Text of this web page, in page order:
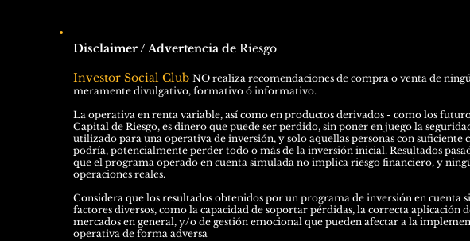
Disclaimer / Advertencia de Riesgo
Investor Social Club NO realiza recomendaciones de compra o venta de
meramente divulgativo, formativo ó informativo.
La operativa en renta variable, así como en productos derivados - como los
Capital de Riesgo, es dinero que puede ser perdido, sin poner en juego la
utilizado para una operativa de inversión, y solo aquellas personas con
podría, potencialmente perder todo o más de la inversión inicial. Resultados
que el programa operado en cuenta simulada no implica riesgo financiero, y
operaciones reales.
Considera que los resultados obtenidos por un programa de inversión en
factores diversos, como la capacidad de soportar pérdidas, la correcta aplicación
mercados en general, y/o de gestión emocional que pueden afectar a la
operativa de forma adversa